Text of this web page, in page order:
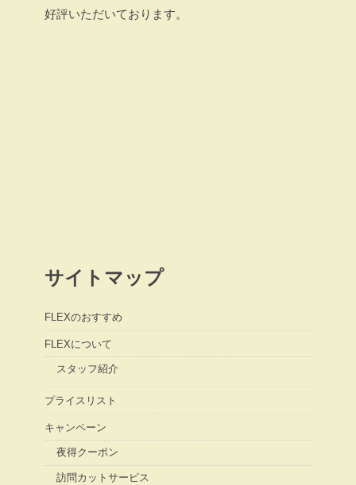
好評いただいております。
サイトマップ
FLEXのおすすめ
FLEXについて
スタッフ紹介
プライスリスト
キャンペーン
夜得クーポン
訪問カットサービス